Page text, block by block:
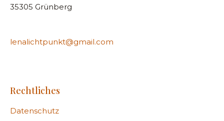
35305 Grünberg
lenalichtpunkt@gmail.com
Rechtliches
Datenschutz